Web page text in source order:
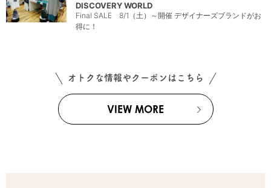
DISCOVERY WORLD
Final SALE 8/1（土）～開催 デザイナーズブランドがお
得に！
オトクな情報やクーポンはこちら
VIEW MORE